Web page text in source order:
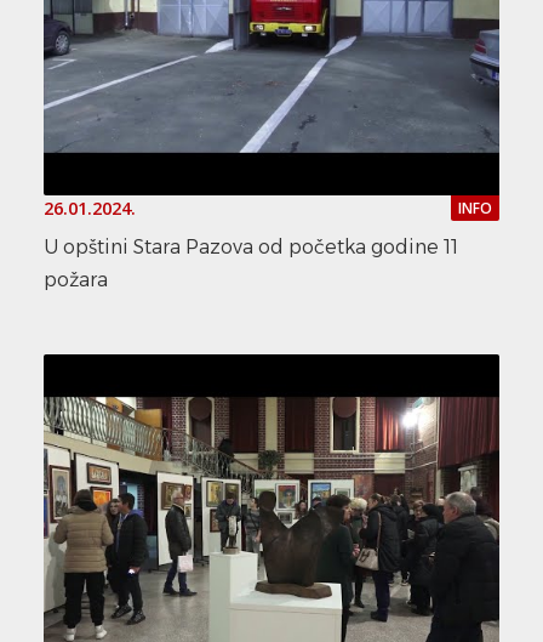
26.01.2024. INFO
U opštini Stara Pazova od početka godine 11
požara